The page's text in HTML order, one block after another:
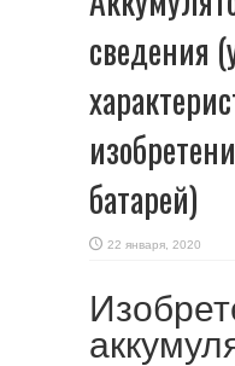
сведения
батарей)
22 января, 2020